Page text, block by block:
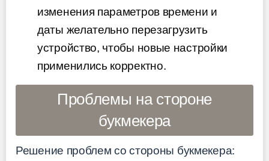
изменения параметров времени и
даты желательно перезагрузить
устройство, чтобы новые настройки
применились корректно.
Проблемы на стороне
букмекера
Решение проблем со стороны букмекера: